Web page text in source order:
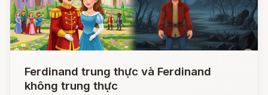
Ferdinand trung thực và Ferdinand
không trung thực